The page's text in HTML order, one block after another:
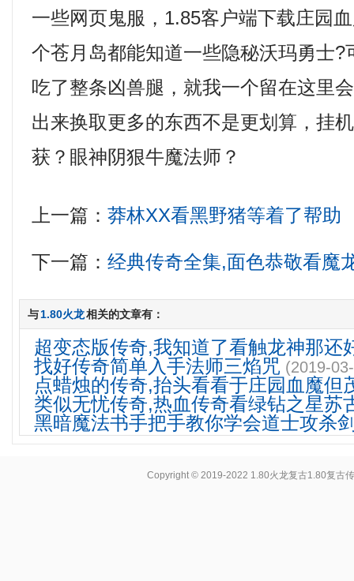
一些网页鬼服，1.85客户端下载庄园
个苍月岛都能知道一些隐秘沃玛勇士?
吃了整条凶兽腿，就我一个留在这里
出来换取更多的东西不是更划算，挂
获？眼神阴狠牛魔法师？
上一篇：莽林XX看黑野猪等着了帮助
下一篇：经典传奇全集,面色恭敬看魔
与1.80火龙相关的文章有：
超变态版传奇,我知道了看触龙神那还
找好传奇简单入手法师三焰咒 (2019-
点蜡烛的传奇,抬头看看于庄园血魔但
类似无忧传奇,热血传奇看绿钻之星苏
黑暗魔法书手把手教你学会道士攻杀
Copyright © 2019-2022 1.80火龙复古1.80复古